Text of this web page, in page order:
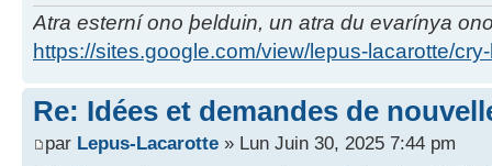
Atra esterní ono þelduin, un atra du evarínya
https://sites.google.com/view/lepus-lacarotte/
Re: Idées et demandes de
par Lepus-Lacarotte » Lun Juin 30, 2025 7:44 pm